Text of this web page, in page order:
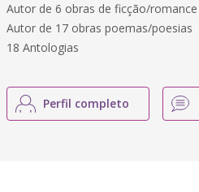
Autor de 6 obras de ficção/romance
Autor de 17 obras poemas/poesias
18 Antologias
Perfil completo